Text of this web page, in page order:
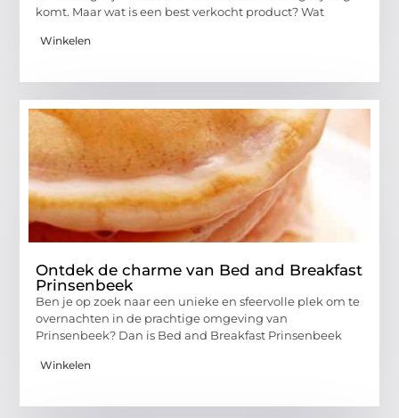
komt. Maar wat is een best verkocht product? Wat
Winkelen
Ontdek de charme van Bed and Breakfast
Prinsenbeek
Ben je op zoek naar een unieke en sfeervolle plek om te
overnachten in de prachtige omgeving van
Prinsenbeek? Dan is Bed and Breakfast Prinsenbeek
Winkelen